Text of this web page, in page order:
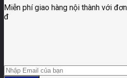
Miễn phí giao hàng nội thành với
đ